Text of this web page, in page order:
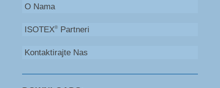
O Nama
ISOTEX®Partneri
Kontaktirajte Nas